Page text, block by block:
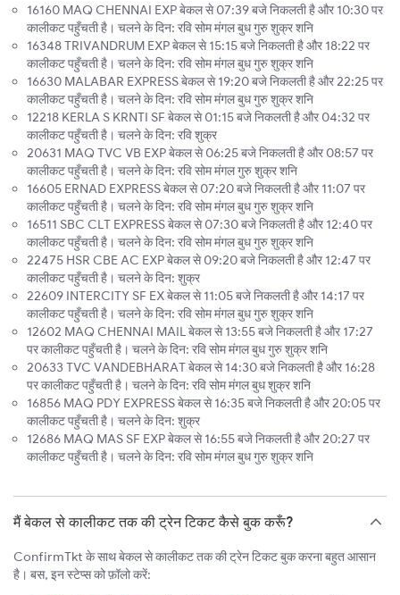
16160 MAQ CHENNAI EXP बेकल से 07:39 बजे निकलती है और 10:30 पर
कालीकट पहुँचती है। चलने के दिन: रवि सोम मंगल बुध गुरु शुक्र शनि
16348 TRIVANDRUM EXP बेकल से 15:15 बजे निकलती है और 18:22 पर
कालीकट पहुँचती है। चलने के दिन: रवि सोम मंगल बुध गुरु शुक्र शनि
16630 MALABAR EXPRESS बेकल से 19:20 बजे निकलती है और 22:25 पर
कालीकट पहुँचती है। चलने के दिन: रवि सोम मंगल बुध गुरु शुक्र शनि
12218 KERLA S KRNTI SF बेकल से 01:15 बजे निकलती है और 04:32 पर
कालीकट पहुँचती है। चलने के दिन: रवि शुक्र
20631 MAQ TVC VB EXP बेकल से 06:25 बजे निकलती है और 08:57 पर
कालीकट पहुँचती है। चलने के दिन: रवि सोम मंगल गुरु शुक्र शनि
16605 ERNAD EXPRESS बेकल से 07:20 बजे निकलती है और 11:07 पर
कालीकट पहुँचती है। चलने के दिन: रवि सोम मंगल बुध गुरु शुक्र शनि
16511 SBC CLT EXPRESS बेकल से 07:30 बजे निकलती है और 12:40 पर
कालीकट पहुँचती है। चलने के दिन: रवि सोम मंगल बुध गुरु शुक्र शनि
22475 HSR CBE AC EXP बेकल से 09:20 बजे निकलती है और 12:47 पर
कालीकट पहुँचती है। चलने के दिन: शुक्र
22609 INTERCITY SF EX बेकल से 11:05 बजे निकलती है और 14:17 पर
कालीकट पहुँचती है। चलने के दिन: रवि सोम मंगल बुध गुरु शुक्र शनि
12602 MAQ CHENNAI MAIL बेकल से 13:55 बजे निकलती है और 17:27
पर कालीकट पहुँचती है। चलने के दिन: रवि सोम मंगल बुध गुरु शुक्र शनि
20633 TVC VANDEBHARAT बेकल से 14:30 बजे निकलती है और 16:28
पर कालीकट पहुँचती है। चलने के दिन: रवि सोम मंगल बुध शुक्र शनि
16856 MAQ PDY EXPRESS बेकल से 16:35 बजे निकलती है और 20:05 पर
कालीकट पहुँचती है। चलने के दिन: शुक्र
12686 MAQ MAS SF EXP बेकल से 16:55 बजे निकलती है और 20:27 पर
कालीकट पहुँचती है। चलने के दिन: रवि सोम मंगल बुध गुरु शुक्र शनि
मैं बेकल से कालीकट तक की ट्रेन टिकट कैसे बुक करूँ?
ConfirmTkt के साथ बेकल से कालीकट तक की ट्रेन टिकट बुक करना बहुत आसान
है। बस, इन स्टेप्स को फ़ॉलो करें: